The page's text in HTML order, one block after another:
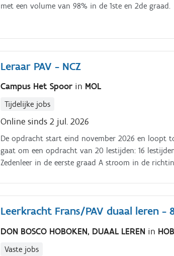
met een volume van 98% in de 1ste en 2de graad.
Leraar PAV - NCZ
Campus Het Spoor in MOL
Tijdelijke jobs
Online sinds 2 jul. 2026
De opdracht start eind november 2026 en loopt
gaat om een opdracht van 20 lestijden: 16
Zedenleer in de eerste graad A stroom in de
geografische ruimte, artistieke vorming en
Leerkracht Frans/PAV duaal leren -
DON BOSCO HOBOKEN, DUAAL LEREN in
Vaste jobs